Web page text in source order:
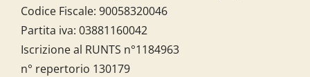
Codice Fiscale: 90058320046
Partita iva: 03881160042
Iscrizione al RUNTS n°1184963
n° repertorio 130179